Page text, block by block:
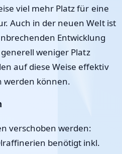
viel mehr Platz für eine
Auch in der neuen Welt ist
Entwicklung
weniger Platz
auf diese Weise effektiv
werden können.
verschoben werden:
benötigt inkl.